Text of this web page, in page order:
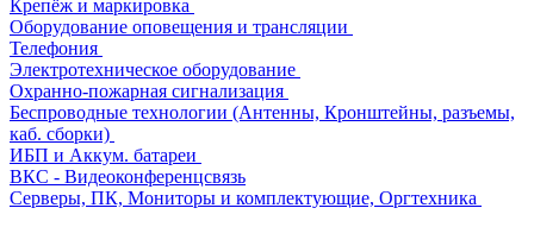
Крепёж и маркировка
Оборудование оповещения и трансляции
Телефония
Электротехническое оборудование
Охранно-пожарная сигнализация
Беспроводные технологии (Антенны, Кронштейны, разъемы,
каб. сборки)
ИБП и Аккум. батареи
ВКС - Видеоконференцсвязь
Серверы, ПК, Мониторы и комплектующие, Оргтехника